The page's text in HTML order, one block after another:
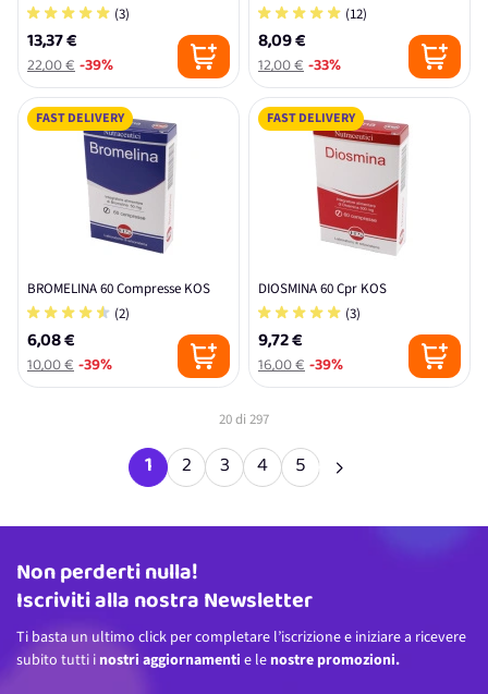
(3)
13,37 €
22,00 €-39%
(12)
8,09 €
12,00 €-33%
FAST DELIVERY
BROMELINA 60 Compresse KOS
(2)
6,08 €
10,00 €-39%
FAST DELIVERY
DIOSMINA 60 Cpr KOS
(3)
9,72 €
16,00 €-39%
20di 297
Attualmente stai leggendo la pagina
1 Pagina
2 Pagina
3 Pagina
4 Pagina
5
Indirizzo email
Non perderti nulla!
Iscriviti alla nostra Newsletter
Ti basta un ultimo click per completare l’iscrizione e iniziare a ricevere
subito tutti i nostri aggiornamenti e le nostre promozioni.